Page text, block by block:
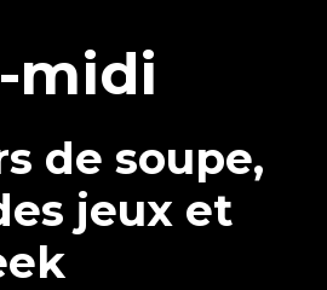
midi
de soupe,
jeux et